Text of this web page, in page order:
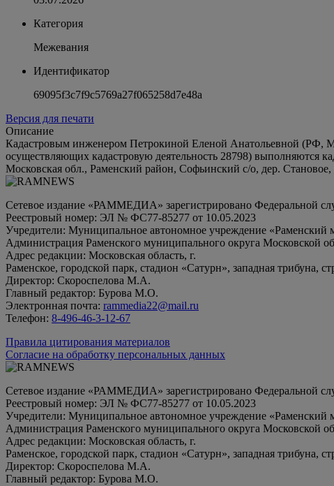
Категория
Межевания
Идентификатор
69095f3c7f9c5769a27f065258d7e48a
Версия для печати
Описание
Кадастровым инженером Петрокиной Еленой Анатольевной (РФ,
осуществляющих кадастровую деятельность 28798) выполняются
Московская обл., Раменский район, Софьинский с/о, дер. Становое,
Сетевое издание «РАММЕДИА» зарегистрировано Федеральной
Реестровый номер: ЭЛ № ФС77-85277 от 10.05.2023
Учредители: Муниципальное автономное учреждение «Раменский
Администрация Раменского муниципального округа Московской
Адрес редакции: Московская область, г.
Раменское, городской парк, стадион «Сатурн», западная трибуна,
Директор: Скороспелова М.А.
Главный редактор: Бурова М.О.
Электронная почта: rammedia22@mail.ru
Телефон: 8-496-46-3-12-67
Правила цитирования материалов
Согласие на обработку персональных данных
Сетевое издание «РАММЕДИА» зарегистрировано Федеральной
Реестровый номер: ЭЛ № ФС77-85277 от 10.05.2023
Учредители: Муниципальное автономное учреждение «Раменский
Администрация Раменского муниципального округа Московской
Адрес редакции: Московская область, г.
Раменское, городской парк, стадион «Сатурн», западная трибуна,
Директор: Скороспелова М.А.
Главный редактор: Бурова М.О.